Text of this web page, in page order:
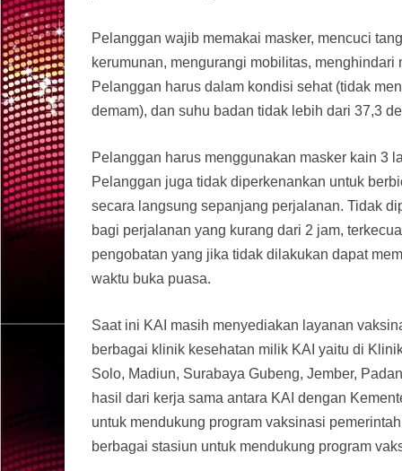
Pelanggan wajib memakai masker, mencuci
kerumunan, mengurangi mobilitas,
Pelanggan harus dalam kondisi sehat (tidak
demam), dan suhu badan tidak lebih dari 37,3
Pelanggan harus menggunakan masker kain 3
Pelanggan juga tidak diperkenankan untuk
secara langsung sepanjang perjalanan. Tidak
bagi perjalanan yang kurang dari 2 jam,
pengobatan yang jika tidak dilakukan dapat
waktu buka puasa.
Saat ini KAI masih menyediakan layanan
berbagai klinik kesehatan milik KAI yaitu di
Solo, Madiun, Surabaya Gubeng, Jember,
hasil dari kerja sama antara KAI dengan
untuk mendukung program vaksinasi
berbagai stasiun untuk mendukung program